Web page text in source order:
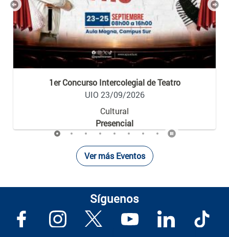
1er Concurso Intercolegial de Teatro
UIO 23/09/2026
Cultural
Presencial
Previous
Ver más Eventos
Síguenos